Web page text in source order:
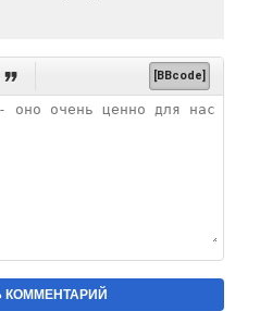
 [BBcode]